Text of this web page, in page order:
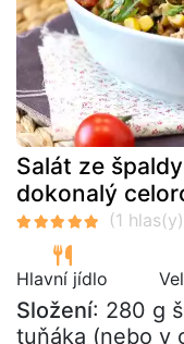
Salát ze
dokonalý
Hlavní jídlo
Složení: 280 g
tuňáka (nebo v